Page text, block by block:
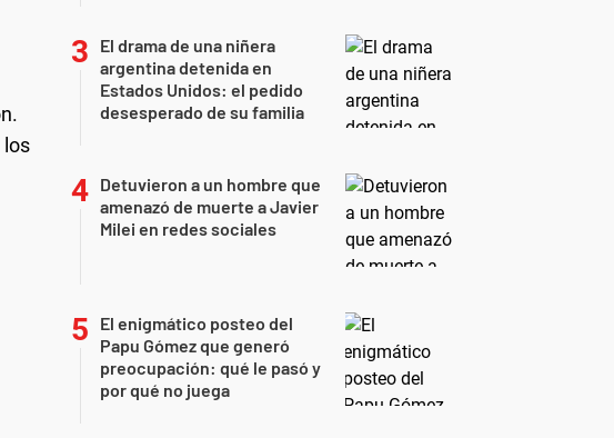
los
los
El drama de una niñera
argentina detenida en
Estados Unidos: el pedido
desesperado de su familia
Detuvieron a un hombre que
amenazó de muerte a Javier
Milei en redes sociales
El enigmático posteo del
Papu Gómez que generó
preocupación: qué le pasó y
por qué no juega